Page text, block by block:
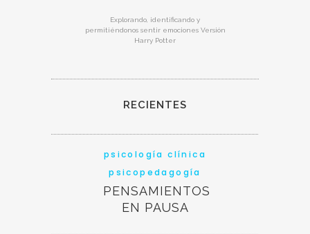
Explorando, identificando y
permitiéndonos sentir emociones Versión
Harry Potter
RECIENTES
psicología clínica
psicopedagogía
PENSAMIENTOS
EN PAUSA